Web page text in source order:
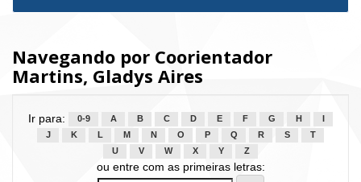
Navegando por Coorientador
Martins, Gladys Aires
Ir para: 0-9 A B C D E F G H
J
K L M N O P Q R S
T
U
V W X Y Z
ou entre com as primeiras letras: